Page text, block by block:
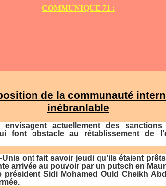
COMMUNIQUE 71 :
de la communauté
inébranlable
envisagent actuellement des
font obstacle au rétablissement de
ont fait savoir jeudi qu’ils étaient
arrivée au pouvoir par un putsch en
président Sidi Mohamed Ould Cheikh